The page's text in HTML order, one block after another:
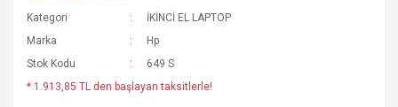
Kategori
İKİNCİ EL LAPTOP
Marka
Hp
Stok Kodu
649 S
* 1.913,85 TL den başlayan taksitlerle!